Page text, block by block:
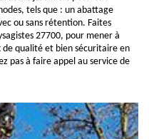
tels que : un abattage
ou sans rétention. Faites
27700, pour mener à
de qualité et bien sécuritaire en
pas à faire appel au service de